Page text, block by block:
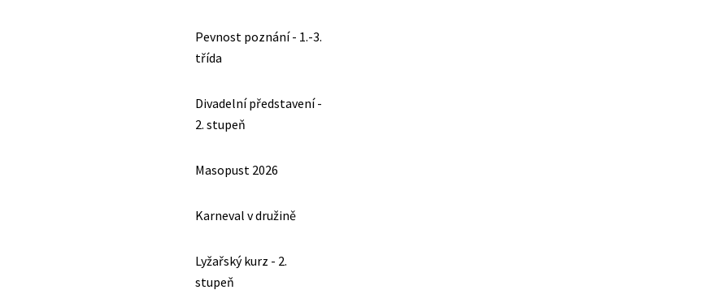
Pevnost poznání - 1.-3.
třída
Divadelní představení -
2. stupeň
Masopust 2026
Karneval v družině
Lyžařský kurz - 2.
stupeň